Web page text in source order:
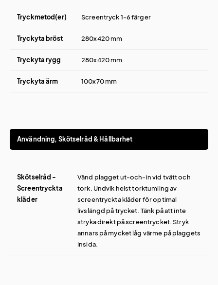
Tryckmetod(er) Screentryck 1-6 färger
Tryckyta bröst 280x420 mm
Tryckyta rygg 280x420 mm
Tryckyta ärm 100x70 mm
Användning, Skötselråd & Hållbarhet
Skötselråd -
Screentryckta
kläder
Vänd plagget ut-och-in vid tvätt och
tork. Undvik helst torktumling av
screentryckta kläder för optimal
livslängd på trycket. Tänk på att inte
stryka direkt på screentrycket. Stryk
annars på mycket låg värme på plaggets
insida.